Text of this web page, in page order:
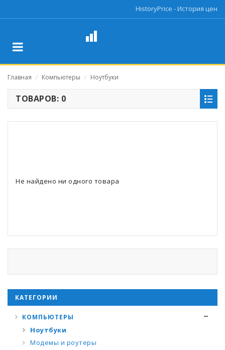
HistoryPrice - История цен
Главная / Компьютеры / Ноутбуки
ТОВАРОВ: 0
Не найдено ни одного товара
КАТЕГОРИИ
КОМПЬЮТЕРЫ
Ноутбуки
Модемы и роутеры